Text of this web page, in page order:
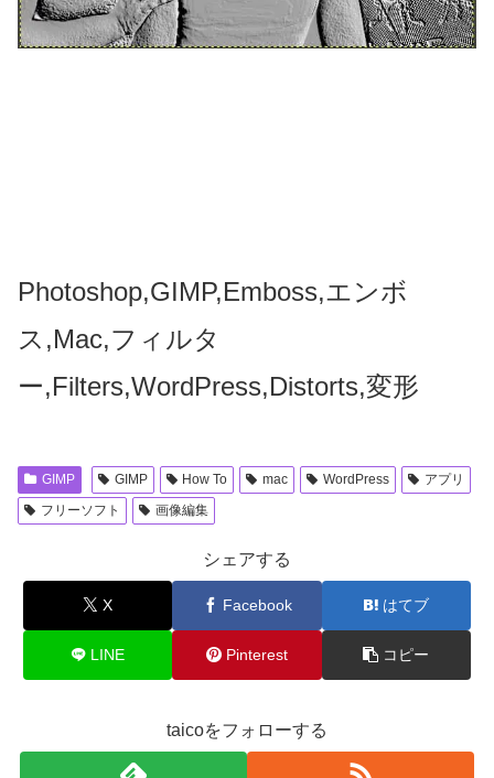
Photoshop,GIMP,Emboss,エンボ
ス,Mac,フィルタ
ー,Filters,WordPress,Distorts,変形
GIMP GIMP How To mac WordPress
アプリ
フリーソフト
画像編集
シェアする
X Facebook はてブ
LINE Pinterest コピー
taicoをフォローする